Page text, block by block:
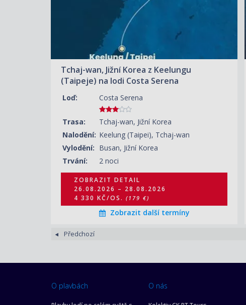
Tchaj-wan, Jižní Korea z Keelungu
(Taipeje) na lodi Costa Serena
Loď: Costa Serena
Trasa:
Tchaj-wan, Jižní Korea
Nalodění: Keelung (Taipei), Tchaj-wan
Vylodění: Busan, Jižní Korea
Trvání:
2 noci
31.08.2026 – 02.09.2026
(579 €)
ZOBRAZIT DETAIL
26.08.2026 – 28.08.2026
4 330 KČ/OS. (179 €)
Zobrazit další termíny
Předchozí
O plavbách O nás